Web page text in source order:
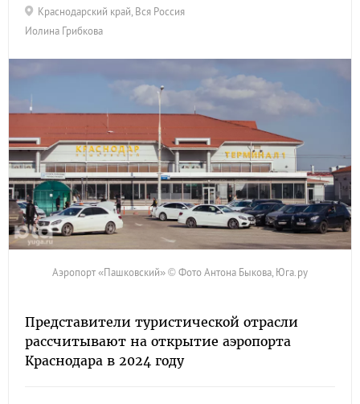
Краснодарский край, Вся Россия
Иолина Грибкова
Аэропорт «Пашковский» © Фото Антона Быкова, Юга.ру
Представители туристической отрасли
рассчитывают на открытие аэропорта
Краснодара в 2024 году